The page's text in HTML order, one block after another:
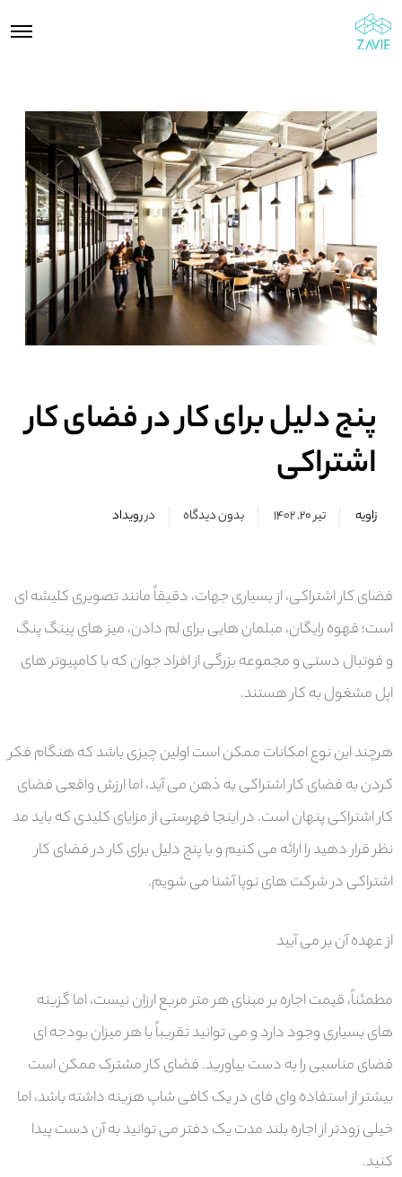
پنج دلیل برای کار در فضای کار
اشتراکی
زاویه تیر ۲۰, ۱۴۰۲ بدون دیدگاه دررویداد
فضای کار اشتراکی، از بسیاری جهات، دقیقاً مانند تصویری کلیشه ای
است؛ قهوه رایگان، مبلمان هایی برای لم دادن، میز های پینگ پنگ
و فوتبال دستی و مجموعه بزرگی از افراد جوان که با کامپیوتر های
اپل مشغول به کار هستند.
هرچند این نوع امکانات ممکن است اولین چیزی باشد که هنگام فکر
کردن به فضای کار اشتراکی به ذهن می آید، اما ارزش واقعی فضای
کار اشتراکی پنهان است. در اینجا فهرستی از مزایای کلیدی که باید مد
نظر قرار دهید را ارائه می کنیم و با پنج دلیل برای کار در فضای کار
اشتراکی در شرکت های نوپا آشنا می شویم.
از عهده آن بر می آیید
مطمئناً، قیمت اجاره بر مبنای هر متر مربع ارزان نیست، اما گزینه
های بسیاری وجود دارد و می توانید تقریباً با هر میزان بودجه ای
فضای مناسبی را به دست بیاورید. فضای کار مشترک ممکن است
بیشتر از استفاده وای فای در یک کافی شاپ هزینه داشته باشد، اما
خیلی زودتر از اجاره بلند مدت یک دفتر می توانید به آن دست پیدا
کنید.